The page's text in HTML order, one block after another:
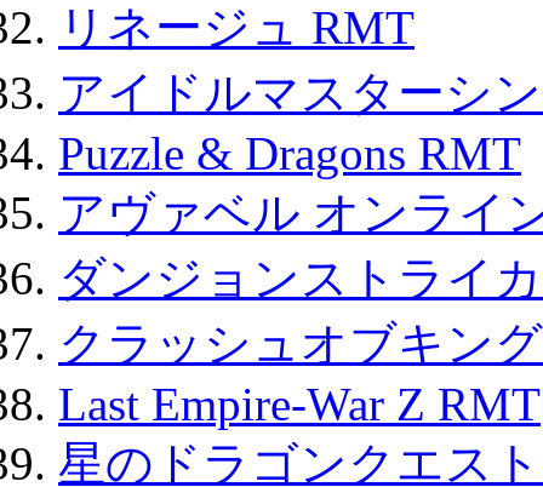
リネージュ RMT
アイドルマスターシ
Puzzle & Dragons RMT
アヴァベル オンライ
ダンジョンストライ
クラッシュオブキン
Last Empire-War Z RMT
星のドラゴンクエス